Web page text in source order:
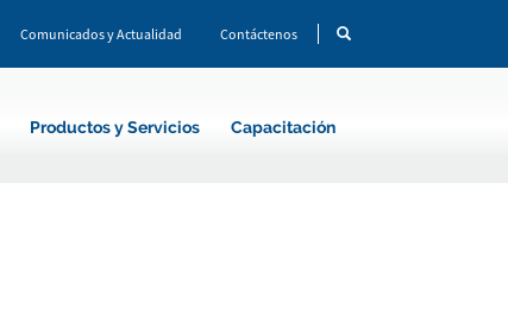
Comunicados y Actualidad Contáctenos
Productos y Servicios Capacitación